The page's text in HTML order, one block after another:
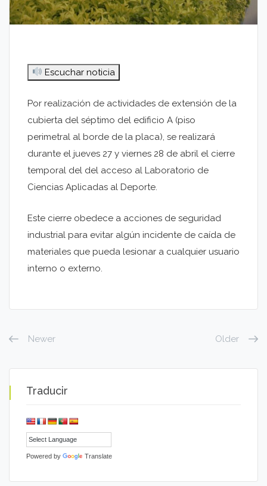
Escuchar noticia
Por realización de actividades de extensión de la
cubierta del séptimo del edificio A (piso
perimetral al borde de la placa), se realizará
durante el jueves 27 y viernes 28 de abril el cierre
temporal del del acceso al Laboratorio de
Ciencias Aplicadas al Deporte.
Este cierre obedece a acciones de seguridad
industrial para evitar algún incidente de caída de
materiales que pueda lesionar a cualquier usuario
interno o externo.
Newer Older
Traducir
Powered by Translate